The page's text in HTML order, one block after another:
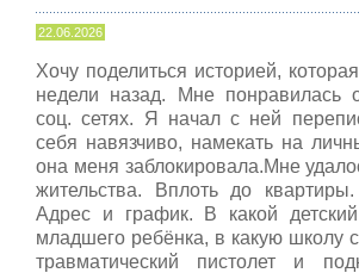
22.06.2026
Хочу поделиться историей,
недели назад. Мне понравилась
соц. сетях. Я начал с ней
себя навязчиво, намекать на
она меня заблокировала.Мне
жительства. Вплоть до
Адрес и график. В какой
младшего ребёнка, в какую школу
травматический пистолет и